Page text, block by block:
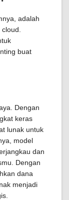
adalah
buat
Dengan
keras
lunak untuk
model
dan
Dengan
dana
menjadi